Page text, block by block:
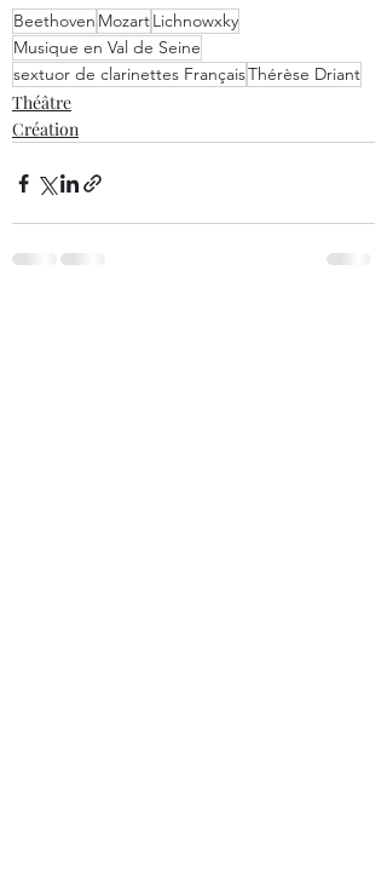
Beethoven MozartLichnowxky
Musique en Val de Seine
sextuor de clarinettes FrançaisThérèse Driant
Théâtre
Création